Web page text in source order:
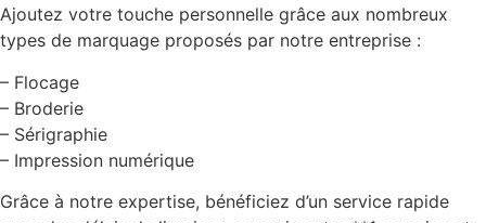
Ajoutez votre touche personnelle grâce aux nombreux
types de marquage proposés par notre entreprise :
– Flocage
– Broderie
– Sérigraphie
– Impression numérique
Grâce à notre expertise, bénéficiez d’un service rapide